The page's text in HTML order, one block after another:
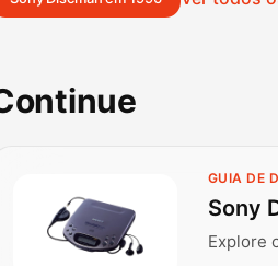
GUIA DE
Sony
Explore